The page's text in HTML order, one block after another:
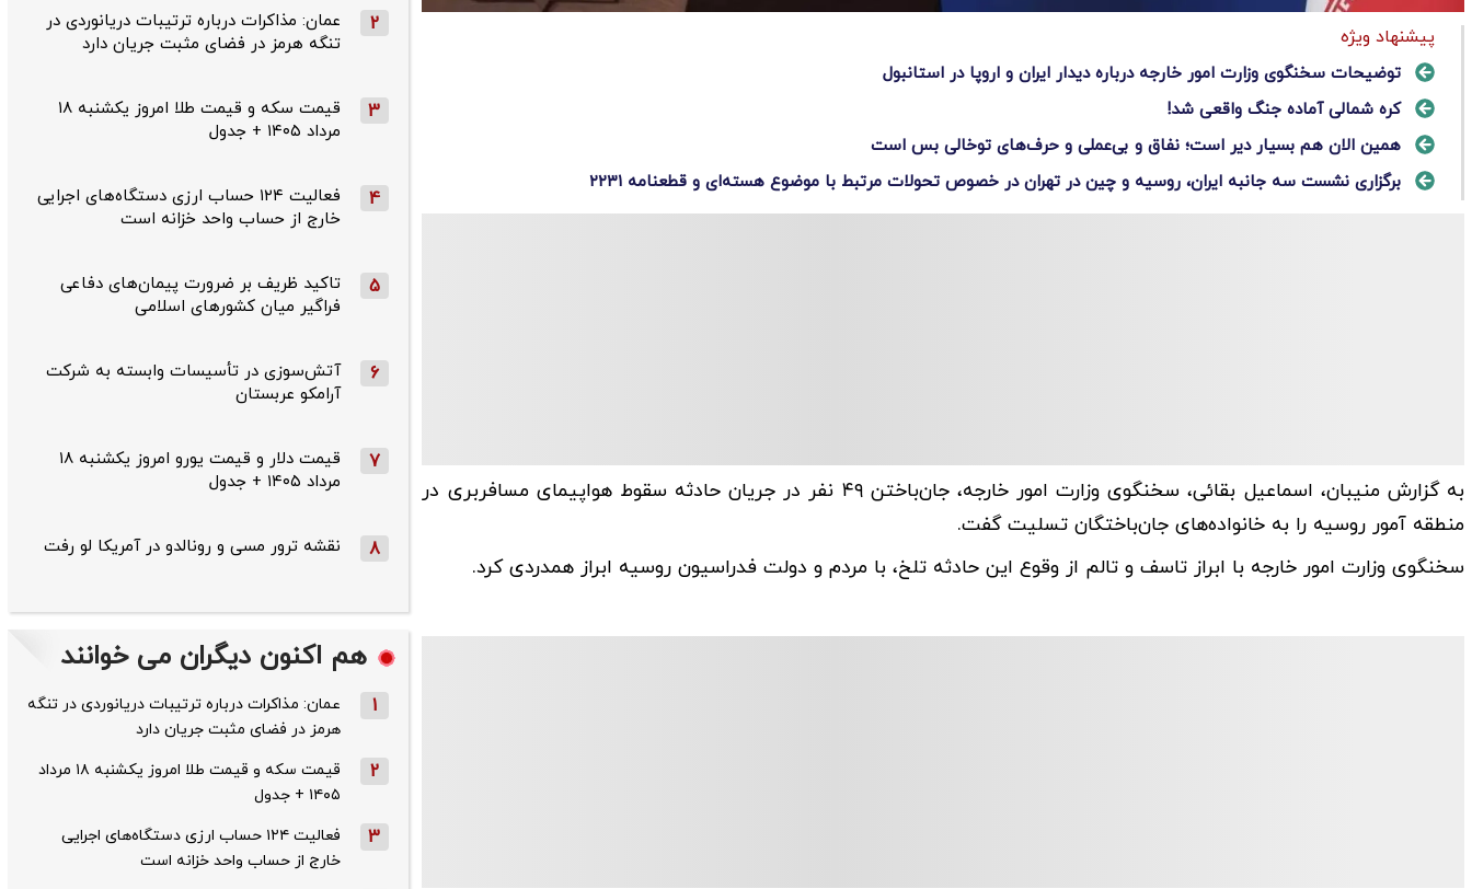
پیشنهاد ویژه
توضیحات سخنگوی وزارت امور خارجه درباره دیدار ایران و اروپا در استانبول
کره شمالی آماده جنگ واقعی شد!
همین الان هم بسیار دیر است؛ نفاق و بی‌عملی و حرف‌های توخالی بس است
برگزاری نشست سه جانبه ایران، روسیه و چین در‌ تهران در خصوص تحولات مرتبط با موضوع هسته‌ای و قطعنامه ۲۲۳۱
به گزارش منیبان، اسماعیل بقائی، سخنگوی وزارت امور خارجه، جان‌باختن ۴۹ نفر در جریان حادثه سقوط هواپیمای مسافربری در
منطقه آمور روسیه را به خانواده‌های جان‌باختگان تسلیت گفت.
سخنگوی وزارت امور خارجه با ابراز تاسف و تالم از وقوع این حادثه تلخ، با مردم و دولت فدراسیون روسیه ابراز همدردی کرد.
2
عمان: مذاکرات درباره ترتیبات دریانوردی در
تنگه هرمز در فضای مثبت جریان دارد
3
قیمت سکه و قیمت طلا امروز یکشنبه ۱۸
مرداد ۱۴۰۵ + جدول
4
فعالیت ۱۲۴ حساب ارزی دستگاه‌های اجرایی
خارج از حساب واحد خزانه است
5
تاکید ظریف بر ضرورت پیمان‌های دفاعی
فراگیر میان کشورهای اسلامی
6
آتش‌سوزی در تأسیسات وابسته به شرکت
آرامکو عربستان
7
قیمت دلار و قیمت یورو امروز یکشنبه ۱۸
مرداد ۱۴۰۵ + جدول
8 نقشه ترور مسی و رونالدو در آمریکا لو رفت
هم اکنون دیگران می خوانند
1
عمان: مذاکرات درباره ترتیبات دریانوردی در تنگه
هرمز در فضای مثبت جریان دارد
2
قیمت سکه و قیمت طلا امروز یکشنبه ۱۸ مرداد
۱۴۰۵ + جدول
3
فعالیت ۱۲۴ حساب ارزی دستگاه‌های اجرایی
خارج از حساب واحد خزانه است